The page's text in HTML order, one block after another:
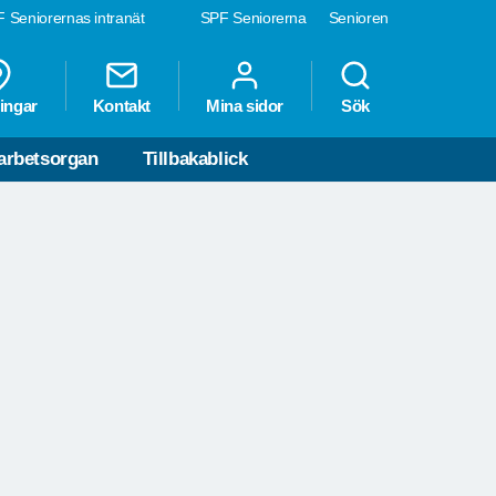
SPF Seniorerna Senioren
Seniorernas intranät
Kontakt Mina sidor Sök
Tillbakablick